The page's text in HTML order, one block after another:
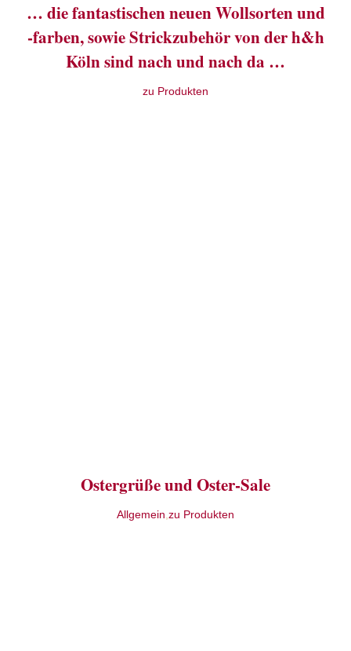
… die fantastischen neuen Wollsorten und
-farben, sowie Strickzubehör von der h&h
Köln sind nach und nach da …
zu Produkten
Ostergrüße und Oster-Sale
Allgemein zu Produkten